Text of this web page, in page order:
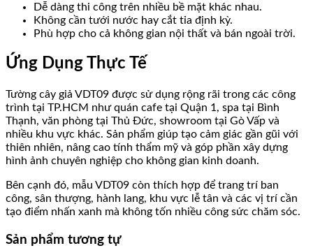
Dễ dàng thi công trên nhiều bề mặt khác nhau.
Không cần tưới nước hay cắt tỉa định kỳ.
Phù hợp cho cả không gian nội thất và bán ngoài trời.
Ứng Dụng Thực Tế
Tường cây giả VDT09 được sử dụng rộng rãi trong các công
trình tại TP.HCM như quán cafe tại Quận 1, spa tại Bình
Thạnh, văn phòng tại Thủ Đức, showroom tại Gò Vấp và
nhiều khu vực khác. Sản phẩm giúp tạo cảm giác gần gũi với
thiên nhiên, nâng cao tính thẩm mỹ và góp phần xây dựng
hình ảnh chuyên nghiệp cho không gian kinh doanh.
Bên cạnh đó, mẫu VDT09 còn thích hợp để trang trí ban
công, sân thượng, hành lang, khu vực lễ tân và các vị trí cần
tạo điểm nhấn xanh mà không tốn nhiều công sức chăm sóc.
Sản phẩm tương tự